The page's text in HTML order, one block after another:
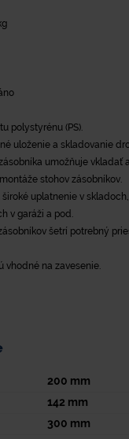
polystyrénu (PS).
uloženie a skladovanie
umožňuje vkladať
stohov zásobníkov.
uplatnenie v
v garáži a pod.
šetrí potrebný
vhodné na zavesenie.
200 mm
142 mm
300 mm